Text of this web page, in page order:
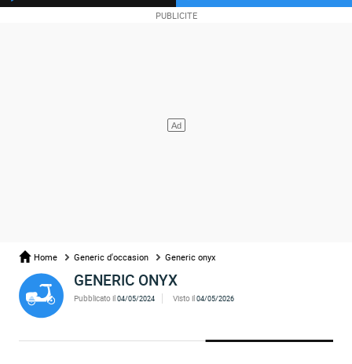
Home Generic d'occasion Generic onyx
GENERIC ONYX
Pubblicato il04/05/2024 Visto il04/05/2026